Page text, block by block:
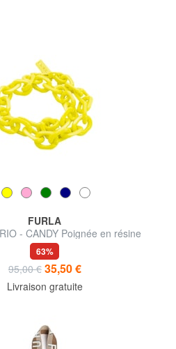
FURLA
- CANDY Poignée en résine
63%
95,00 € 35,50 €
Livraison gratuite